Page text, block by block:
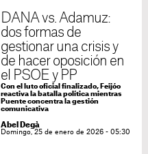
DANA vs. Adamuz:
dos formas de
gestionar una crisis y
de hacer oposición en
el PSOE y PP
Con el luto oficial finalizado, Feijóo
reactiva la batalla política mientras
Puente concentra la gestión
comunicativa
Abel Degà
Domingo, 25 de enero de 2026 - 05:30